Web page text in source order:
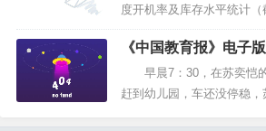
见阳光的衣物搬出来...
度开机率及库存水平统计
创资讯：淄博、潍坊、聊
率及库存水平统计（截
讯：淄博、潍坊、聊城地
库存水平统计（...
《中国教育报》电子
记录教育每一天!教育
国教育报刊社主办
早晨7：30，在苏奕恺
赶到幼儿园，车还没停稳，